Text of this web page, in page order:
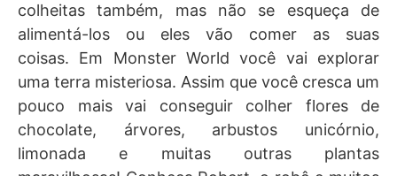
colheitas também, mas não se esqueça de
alimentá-los ou eles vão comer as suas
coisas. Em Monster World você vai explorar
uma terra misteriosa. Assim que você cresca um
pouco mais vai conseguir colher flores de
chocolate, árvores, arbustos unicórnio,
limonada e muitas outras plantas